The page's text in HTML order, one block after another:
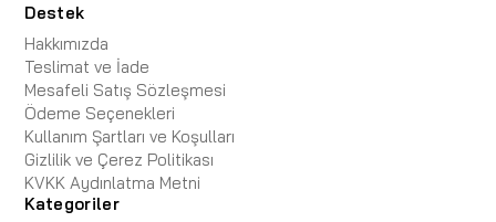
Destek
Hakkımızda
Teslimat ve İade
Mesafeli Satış Sözleşmesi
Ödeme Seçenekleri
Kullanım Şartları ve Koşulları
Gizlilik ve Çerez Politikası
KVKK Aydınlatma Metni
Kategoriler